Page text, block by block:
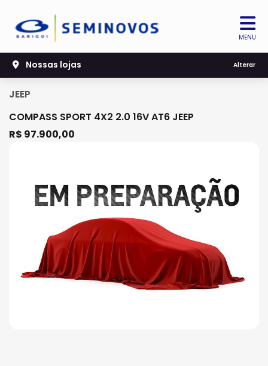
MENU
Nossas lojas Alterar
JEEP
COMPASS SPORT 4X2 2.0 16V AT6 JEEP
R$ 97.900,00
Previous